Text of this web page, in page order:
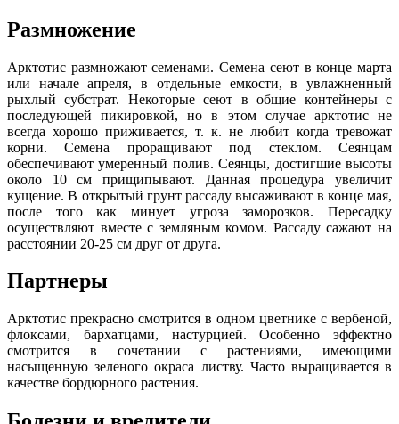
Размножение
Арктотис размножают семенами. Семена сеют в конце марта
или начале апреля, в отдельные емкости, в увлажненный
рыхлый субстрат. Некоторые сеют в общие контейнеры с
последующей пикировкой, но в этом случае арктотис не
всегда хорошо приживается, т. к. не любит когда тревожат
корни. Семена проращивают под стеклом. Сеянцам
обеспечивают умеренный полив. Сеянцы, достигшие высоты
около 10 см прищипывают. Данная процедура увеличит
кущение. В открытый грунт рассаду высаживают в конце мая,
после того как минует угроза заморозков. Пересадку
осуществляют вместе с земляным комом. Рассаду сажают на
расстоянии 20-25 см друг от друга.
Партнеры
Арктотис прекрасно смотрится в одном цветнике с вербеной,
флоксами, бархатцами, настурцией. Особенно эффектно
смотрится в сочетании с растениями, имеющими
насыщенную зеленого окраса листву. Часто выращивается в
качестве бордюрного растения.